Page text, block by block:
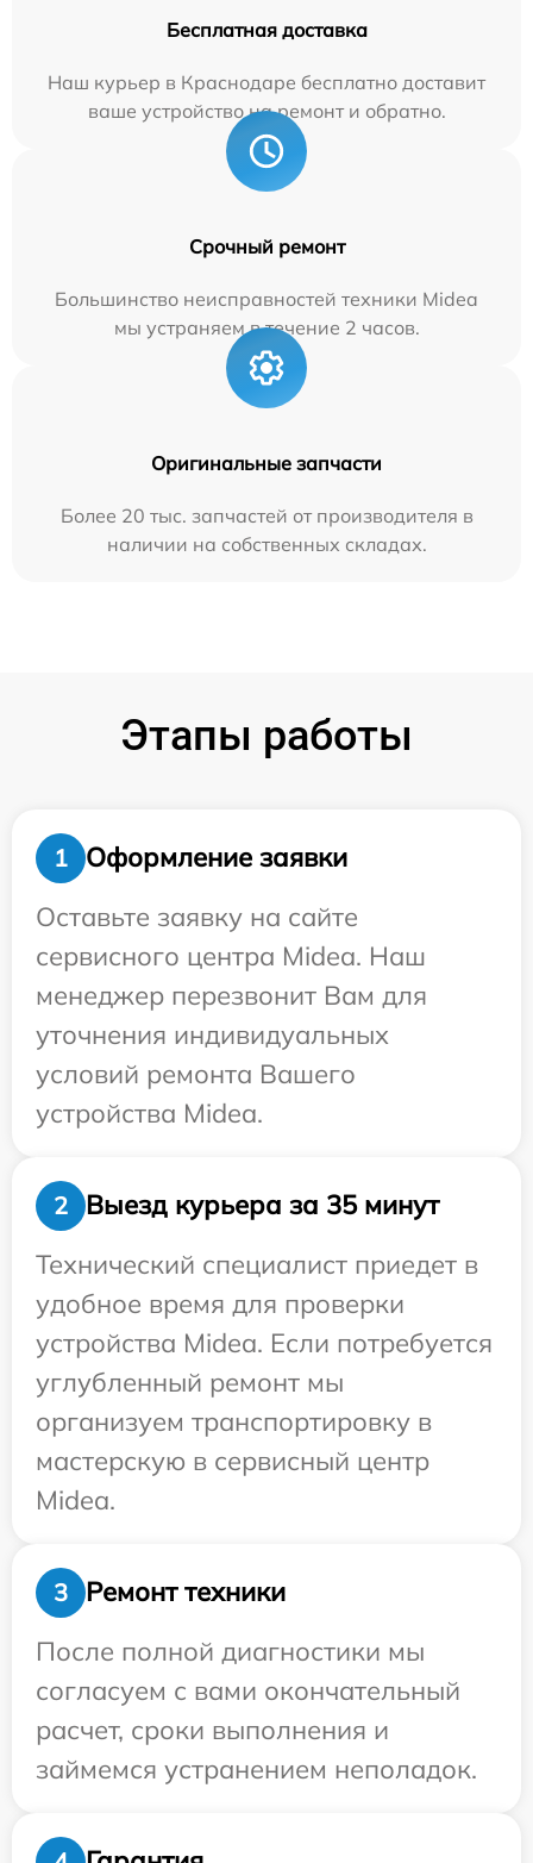
Бесплатная доставка
Наш курьер в Краснодаре бесплатно доставит
ваше устройство на ремонт и обратно.
Срочный ремонт
Большинство неисправностей техники Midea
мы устраняем в течение 2 часов.
Оригинальные запчасти
Более 20 тыс. запчастей от производителя в
наличии на собственных складах.
Этапы работы
1
Оформление заявки
Оставьте заявку на сайте
сервисного центра Midea. Наш
менеджер перезвонит Вам для
уточнения индивидуальных
условий ремонта Вашего
устройства Midea.
2
Выезд курьера за 35 минут
Технический специалист приедет в
удобное время для проверки
устройства Midea. Если потребуется
углубленный ремонт мы
организуем транспортировку в
мастерскую в сервисный центр
Midea.
3
Ремонт техники
После полной диагностики мы
согласуем с вами окончательный
расчет, сроки выполнения и
займемся устранением неполадок.